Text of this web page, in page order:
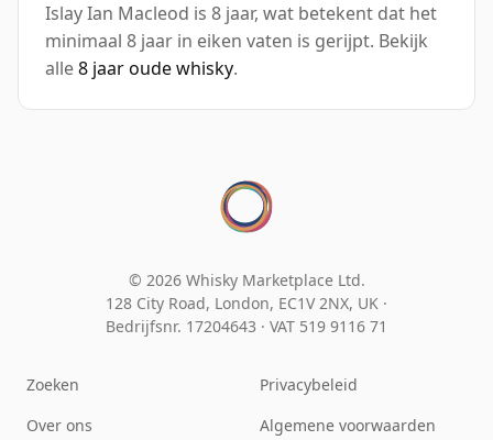
Islay Ian Macleod is 8 jaar, wat betekent dat het
minimaal 8 jaar in eiken vaten is gerijpt. Bekijk
alle8 jaar oude whisky.
© 2026 Whisky Marketplace Ltd.
128 City Road, London, EC1V 2NX, UK ·
Bedrijfsnr. 17204643 · VAT 519 9116 71
Zoeken
Over ons
Privacybeleid
Algemene voorwaarden